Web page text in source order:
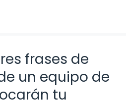
frases de
un equipo de
tu